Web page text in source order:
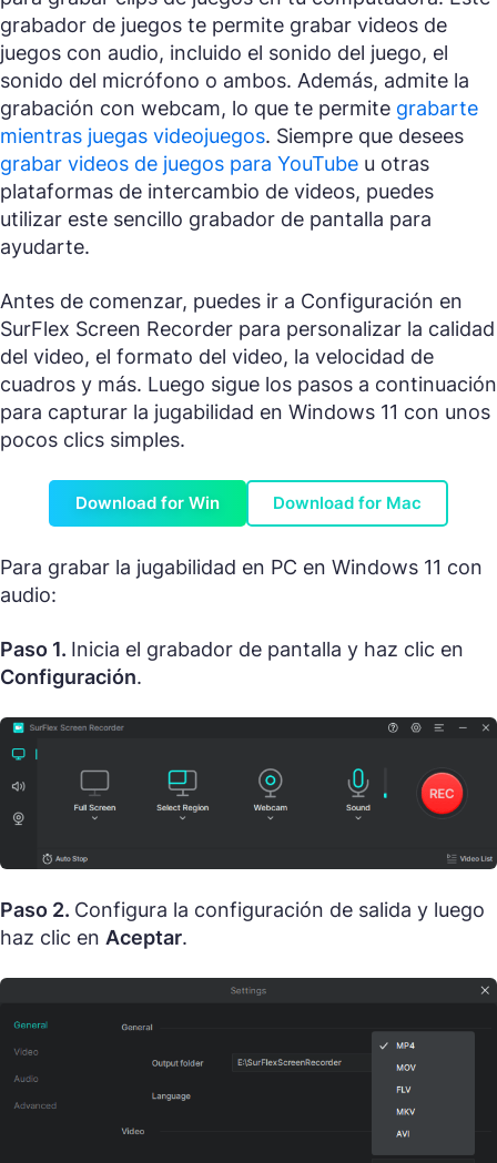
grabador de juegos te permite grabar videos de
juegos con audio, incluido el sonido del juego, el
sonido del micrófono o ambos. Además, admite la
grabación con webcam, lo que te permite grabarte
mientras juegas videojuegos. Siempre que desees
grabar videos de juegos para YouTube u otras
plataformas de intercambio de videos, puedes
utilizar este sencillo grabador de pantalla para
ayudarte.
Antes de comenzar, puedes ir a Configuración en
SurFlex Screen Recorder para personalizar la calidad
del video, el formato del video, la velocidad de
cuadros y más. Luego sigue los pasos a continuación
para capturar la jugabilidad en Windows 11 con unos
pocos clics simples.
Download for Win Download for Mac
Para grabar la jugabilidad en PC en Windows 11 con
audio:
Paso 1. Inicia el grabador de pantalla y haz clic en
Configuración.
Paso 2. Configura la configuración de salida y luego
haz clic en Aceptar.